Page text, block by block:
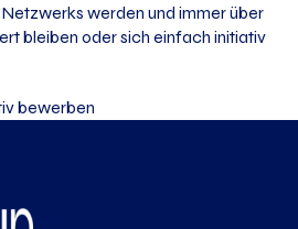
werden und immer über
bleiben oder sich einfach initiativ
bewerben